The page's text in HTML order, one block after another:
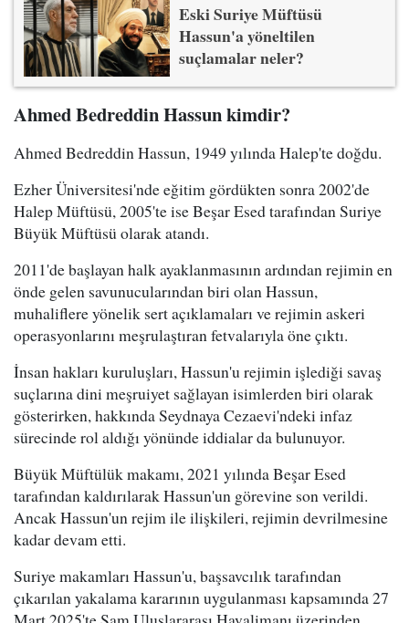
Eski Suriye Müftüsü
Hassun'a yöneltilen
suçlamalar neler?
Ahmed Bedreddin Hassun kimdir?
Ahmed Bedreddin Hassun, 1949 yılında Halep'te doğdu.
Ezher Üniversitesi'nde eğitim gördükten sonra 2002'de
Halep Müftüsü, 2005'te ise Beşar Esed tarafından Suriye
Büyük Müftüsü olarak atandı.
2011'de başlayan halk ayaklanmasının ardından rejimin en
önde gelen savunucularından biri olan Hassun,
muhaliflere yönelik sert açıklamaları ve rejimin askeri
operasyonlarını meşrulaştıran fetvalarıyla öne çıktı.
İnsan hakları kuruluşları, Hassun'u rejimin işlediği savaş
suçlarına dini meşruiyet sağlayan isimlerden biri olarak
gösterirken, hakkında Seydnaya Cezaevi'ndeki infaz
sürecinde rol aldığı yönünde iddialar da bulunuyor.
Büyük Müftülük makamı, 2021 yılında Beşar Esed
tarafından kaldırılarak Hassun'un görevine son verildi.
Ancak Hassun'un rejim ile ilişkileri, rejimin devrilmesine
kadar devam etti.
Suriye makamları Hassun'u, başsavcılık tarafından
çıkarılan yakalama kararının uygulanması kapsamında 27